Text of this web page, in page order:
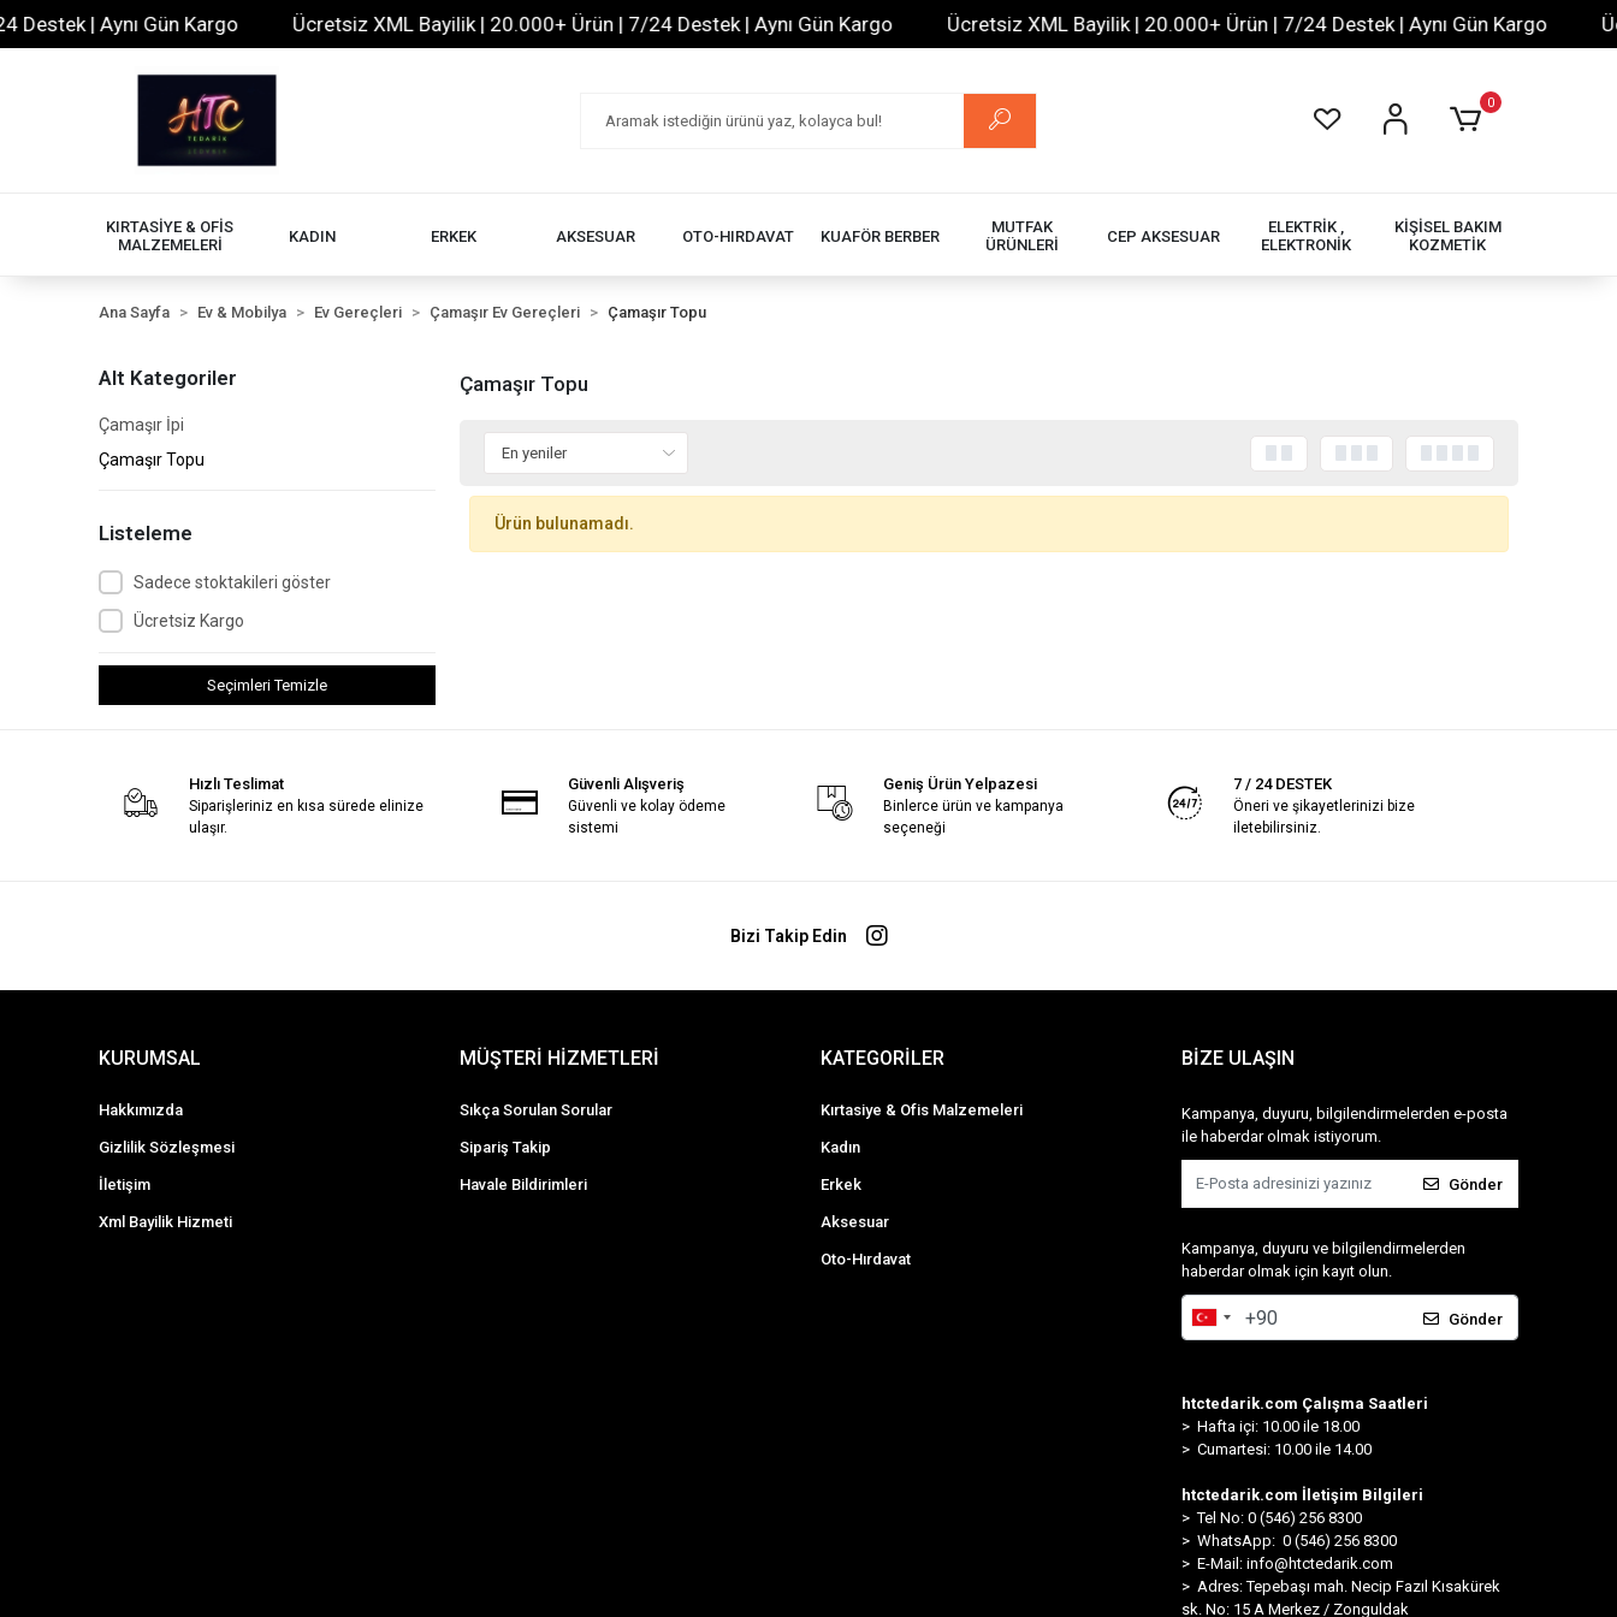
| Aynı Gün Kargo Ücretsiz XML Bayilik | 20.000+ Ürün | 7/24 Destek | Aynı Gün Kargo Ücretsiz XML Bayilik | 20.000+ Ürün | 7/24 Destek | Aynı Gün Kargo
0
KIRTASİYE & OFİS
MALZEMELERİ
KADIN ERKEK AKSESUAR OTO-HIRDAVAT KUAFÖR BERBER
MUTFAK
ÜRÜNLERİ
CEP AKSESUAR
ELEKTRİK ,
ELEKTRONİK
KİŞİSEL BAKIM
KOZMETİK
Ana Sayfa Ev & Mobilya Ev Gereçleri Çamaşır Ev Gereçleri Çamaşır Topu
Alt Kategoriler
Çamaşır İpi
Çamaşır Topu
Listeleme
Sadece stoktakileri göster
Ücretsiz Kargo
Seçimleri Temizle
Çamaşır Topu
Ürün bulunamadı.
Hızlı Teslimat
Siparişleriniz en kısa sürede elinize
ulaşır.
Güvenli Alışveriş
Güvenli ve kolay ödeme
sistemi
Geniş Ürün Yelpazesi
Binlerce ürün ve kampanya
seçeneği
7 / 24 DESTEK
Öneri ve şikayetlerinizi bize
iletebilirsiniz.
Bizi Takip Edin
KURUMSAL
Hakkımızda
Gizlilik Sözleşmesi
İletişim
Xml Bayilik Hizmeti
MÜŞTERİ HİZMETLERİ
Sıkça Sorulan Sorular
Sipariş Takip
Havale Bildirimleri
KATEGORİLER
Kırtasiye & Ofis Malzemeleri
Kadın
Erkek
Aksesuar
Oto-Hırdavat
BİZE ULAŞIN
Kampanya, duyuru, bilgilendirmelerden e-posta
ile haberdar olmak istiyorum.
Gönder
Kampanya, duyuru ve bilgilendirmelerden
haberdar olmak için kayıt olun.
Gönder
htctedarik.com Çalışma Saatleri
> Hafta içi: 10.00 ile 18.00
> Cumartesi: 10.00 ile 14.00
htctedarik.com İletişim Bilgileri
> Tel No: 0 (546) 256 8300
> WhatsApp: 0 (546) 256 8300
> E-Mail: info@htctedarik.com
> Adres: Tepebaşı mah. Necip Fazıl Kısakürek
sk. No: 15 A Merkez / Zonguldak